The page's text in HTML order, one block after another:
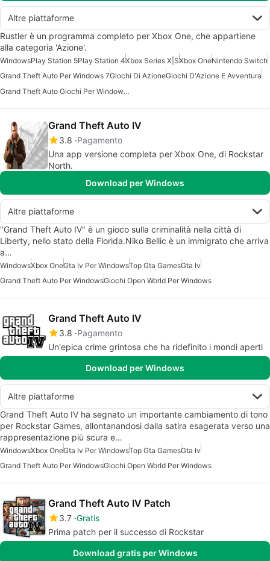
Altre piattaforme
Rustler è un programma completo per Xbox One, che appartiene
alla categoria 'Azione'.
WindowsPlay Station 5Play Station 4Xbox Series X|SXbox OneNintendo Switch
Grand Theft Auto Per Windows 7Giochi Di AzioneGiochi D'Azione E Avventura
Grand Theft Auto Giochi Per Windows 7
Grand Theft Auto IV
3.8 Pagamento
Una app versione completa per Xbox One, di Rockstar
North.
Download per Windows
Altre piattaforme
"Grand Theft Auto IV" è un gioco sulla criminalità nella città di
Liberty, nello stato della Florida.Niko Bellic è un immigrato che arriva
a…
WindowsXbox OneGta Iv Per WindowsTop Gta GamesGta Iv
Grand Theft Auto Per WindowsGiochi Open World Per Windows
Grand Theft Auto IV
3.8 Pagamento
Un'epica crime grintosa che ha ridefinito i mondi aperti
Download per Windows
Altre piattaforme
Grand Theft Auto IV ha segnato un importante cambiamento di tono
per Rockstar Games, allontanandosi dalla satira esagerata verso una
rappresentazione più scura e…
WindowsXbox OneGta Iv Per WindowsTop Gta GamesGta Iv
Grand Theft Auto Per WindowsGiochi Open World Per Windows
Grand Theft Auto IV Patch
3.7 Gratis
Prima patch per il successo di Rockstar
Download gratis per Windows